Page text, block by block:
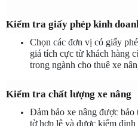
Kiểm tra giấy phép kinh
Chọn các đơn vị có giấy
giá tích cực từ khách hàng
trong ngành cho thuê xe
Kiểm tra chất lượng xe nâng
Đảm bảo xe nâng được
tờ hợp lệ và được kiểm